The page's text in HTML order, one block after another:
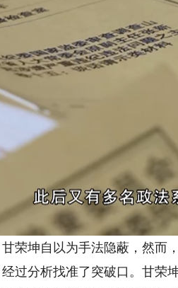
坤自以为手法隐蔽，然而，
过分析找准了突破口。甘荣